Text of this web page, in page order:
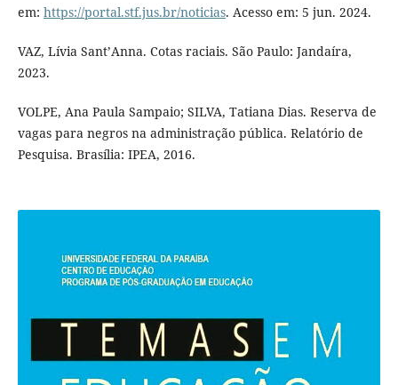
em: https://portal.stf.jus.br/noticias. Acesso em: 5 jun. 2024.
VAZ, Lívia Sant’Anna. Cotas raciais. São Paulo: Jandaíra,
2023.
VOLPE, Ana Paula Sampaio; SILVA, Tatiana Dias. Reserva de
vagas para negros na administração pública. Relatório de
Pesquisa. Brasília: IPEA, 2016.